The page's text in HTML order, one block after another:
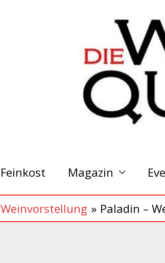
Feinkost Magazin
Weinvorstellung Paladin –